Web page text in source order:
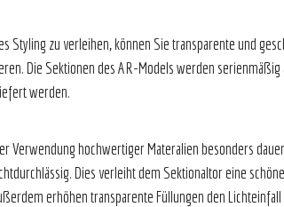
Styling zu verleihen, können Sie transparente und
Die Sektionen des AR-Models werden
werden.
und schön.
Verwendung hochwertiger Materalien besonders
Dies verleiht dem Sektionaltor eine
erhöhen transparente Füllungen den